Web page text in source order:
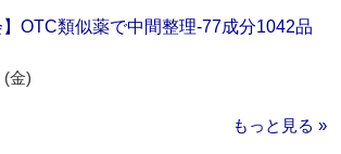
】OTC類似薬で中間整理‐77成分1042品
(金)
もっと見る »